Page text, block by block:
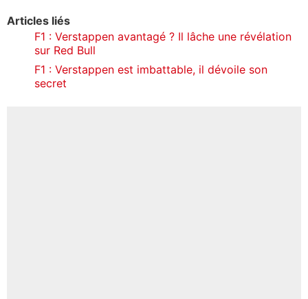
Articles liés
F1 : Verstappen avantagé ? Il lâche une révélation
sur Red Bull
F1 : Verstappen est imbattable, il dévoile son
secret